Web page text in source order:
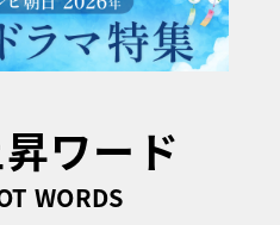
ワード
WORDS